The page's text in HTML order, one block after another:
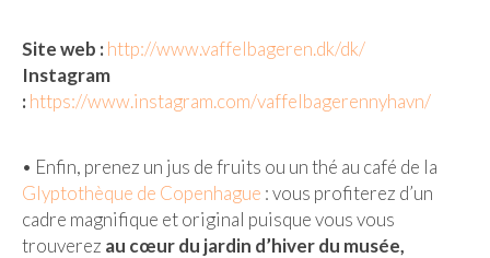
Site web :http://www.vaffelbageren.dk/dk/
Instagram
:https://www.instagram.com/vaffelbagerennyhavn/
• Enfin, prenez un jus de fruits ou un thé au café de la
Glyptothèque de Copenhague : vous profiterez d’un
cadre magnifique et original puisque vous vous
trouverez au cœur du jardin d’hiver du musée,